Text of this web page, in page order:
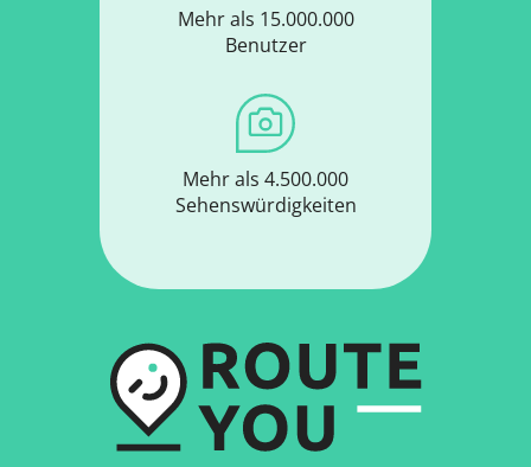
Mehr als 15.000.000
Benutzer
Mehr als 4.500.000
Sehenswürdigkeiten